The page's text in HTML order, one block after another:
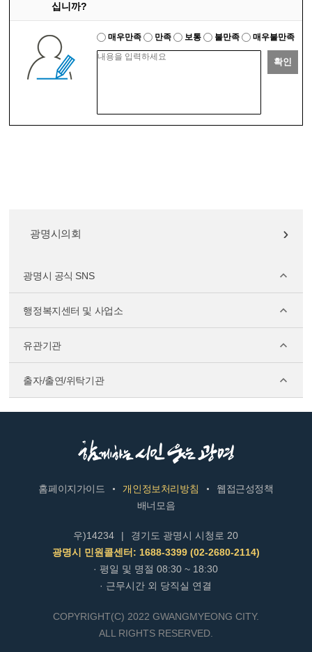
십니까?
매우만족 만족 보통 불만족 매우불만족
확인
광명시의회
광명시 공식 SNS
행정복지센터 및 사업소
유관기관
출자/출연/위탁기관
홈페이지가이드 개인정보처리방침
웹접근성정책
배너모음
우)14234 |
경기도 광명시 시청로 20
광명시 민원콜센터: 1688-3399 (02-2680-2114)
· 평일 및 명절 08:30 ~ 18:30
· 근무시간 외 당직실 연결
COPYRIGHT(C) 2022 GWANGMYEONG CITY.
ALL RIGHTS RESERVED.